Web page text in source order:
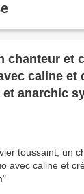
chanteur et
caline et
anarchic